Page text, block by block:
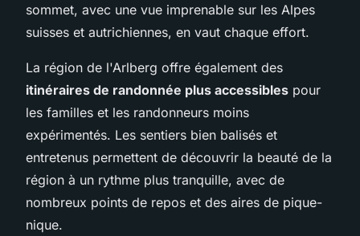
sommet, avec une vue imprenable sur les Alpes
suisses et autrichiennes, en vaut chaque effort.
La région de l'Arlberg offre également des
itinéraires de randonnée plus accessibles pour
les familles et les randonneurs moins
expérimentés. Les sentiers bien balisés et
entretenus permettent de découvrir la beauté de la
région à un rythme plus tranquille, avec de
nombreux points de repos et des aires de pique-
nique.